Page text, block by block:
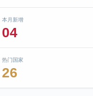
本月新增
04
热门国家
26